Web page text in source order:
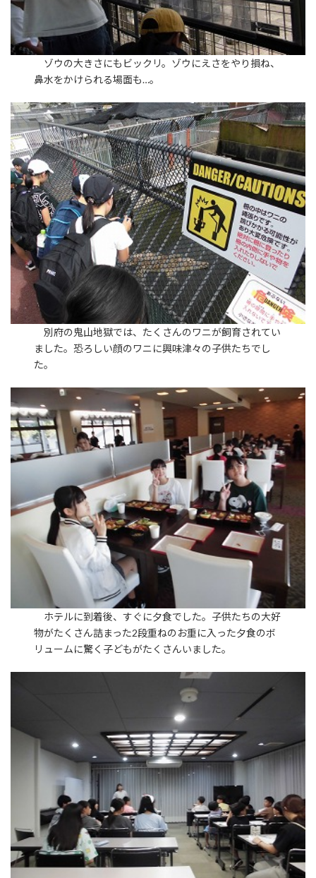
ゾウの大きさにもビックリ。ゾウにえさをやり損ね、
鼻水をかけられる場面も…。
別府の鬼山地獄では、たくさんのワニが飼育されてい
ました。恐ろしい顔のワニに興味津々の子供たちでし
た。
ホテルに到着後、すぐに夕食でした。子供たちの大好
物がたくさん詰まった2段重ねのお重に入った夕食のボ
リュームに驚く子どもがたくさんいました。